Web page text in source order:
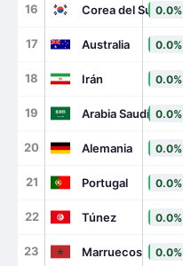
16 Corea del Sur0.0%
17 Australia 0.0%
18 Irán 0.0%
19 Arabia Saudí 0.0%
20 Alemania 0.0%
21 Portugal 0.0%
22 Túnez 0.0%
23 Marruecos 0.0%